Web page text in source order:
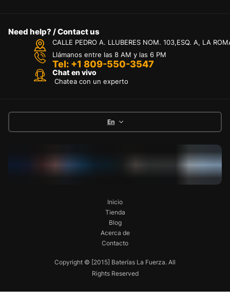
Need help? / Contact us
CALLE PEDRO A. LLUBERES NOM. 103,ESQ. A, LA
Llámanos entre las 8 AM y las 6 PM
Tel: +1 809-550-3547
Chat en vivo
Chatea con un experto
En
Copyright © [2015] Baterías La Fuerza. All
Rights Reserved
Inicio
Tienda
Blog
Acerca de
Contacto